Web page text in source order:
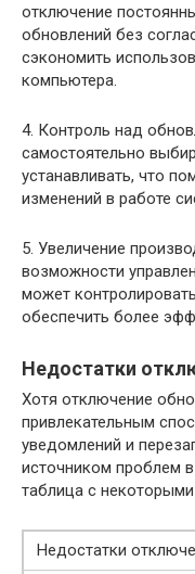
отключение
обновлений без
сэкономить
компьютера.
4. Контроль над
самостоятельно
устанавливать, что
изменений в работе
5. Увеличение
возможности
может
обеспечить более
Недостатки
Хотя отключение
привлекательным
уведомлений и
источником проблем
таблица с
Недостатки